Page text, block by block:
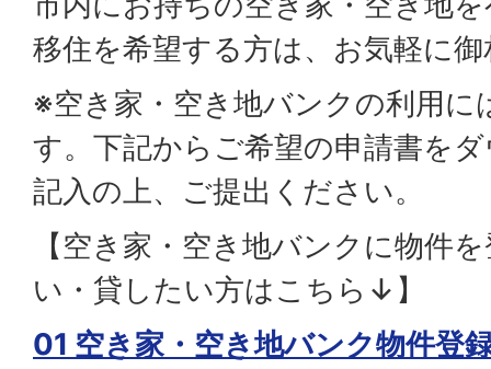
移住を希望する方は、お気軽に
※空き家・空き地バンクの利用に
す。下記からご希望の申請書を
記入の上、ご提出ください。
【空き家・空き地バンクに物件
い・貸したい方はこちら↓】
01 空き家・空き地バンク物件登